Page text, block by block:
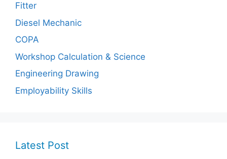
Fitter
Diesel Mechanic
COPA
Workshop Calculation & Science
Engineering Drawing
Employability Skills
Latest Post